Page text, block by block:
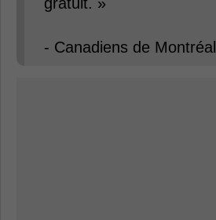
- Canadiens de Montréal